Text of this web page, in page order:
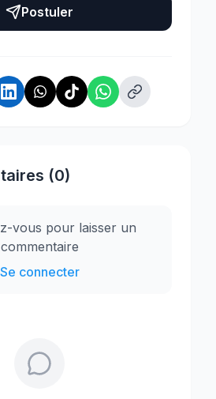
Postuler
(0)
vous pour laisser un
commentaire
Se connecter